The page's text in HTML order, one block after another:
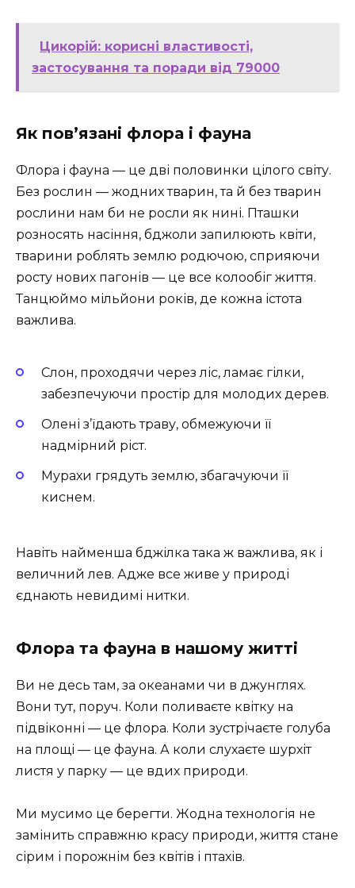
Цикорій: корисні властивості,
застосування та поради від 79000
Як пов’язані флора і фауна
Флора і фауна — це дві половинки цілого світу.
Без рослин — жодних тварин, та й без тварин
рослини нам би не росли як нині. Пташки
розносять насіння, бджоли запилюють квіти,
тварини роблять землю родючою, сприяючи
росту нових пагонів — це все колообіг життя.
Танцюймо мільйони років, де кожна істота
важлива.
Слон, проходячи через ліс, ламає гілки,
забезпечуючи простір для молодих дерев.
Олені з’їдають траву, обмежуючи її
надмірний ріст.
Мурахи грядуть землю, збагачуючи її
киснем.
Навіть найменша бджілка така ж важлива, як і
величний лев. Адже все живе у природі
єднають невидимі нитки.
Флора та фауна в нашому житті
Ви не десь там, за океанами чи в джунглях.
Вони тут, поруч. Коли поливаєте квітку на
підвіконні — це флора. Коли зустрічаєте голуба
на площі — це фауна. А коли слухаєте шурхіт
листя у парку — це вдих природи.
Ми мусимо це берегти. Жодна технологія не
замінить справжню красу природи, життя стане
сірим і порожнім без квітів і птахів.